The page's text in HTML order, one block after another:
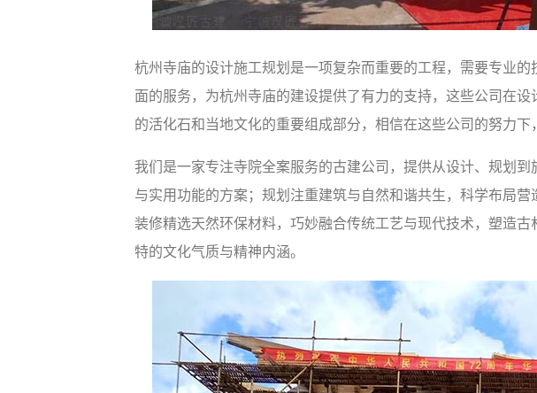
杭州寺庙的设计施工规划是一项复杂而重要的工程，需要专业
面的服务，为杭州寺庙的建设提供了有力的支持，这些公司在
的活化石和当地文化的重要组成部分，相信在这些公司的努力
我们是一家专注寺院全案服务的古建公司，提供从设计、规划
与实用功能的方案；规划注重建筑与自然和谐共生，科学布局
装修精选天然环保材料，巧妙融合传统工艺与现代技术，塑造
特的文化气质与精神内涵。